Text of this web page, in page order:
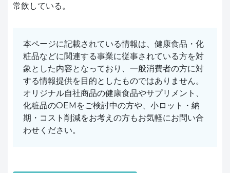
常飲している。
本ページに記載されている情報は、健康食品・化
粧品などに関連する事業に従事されている方を対
象とした内容となっており、一般消費者の方に対
する情報提供を目的としたものではありません。
オリジナル自社商品の健康食品やサプリメント、
化粧品のOEMをご検討中の方や、小ロット・納
期・コスト削減をお考えの方もお気軽にお問い合
わせください。